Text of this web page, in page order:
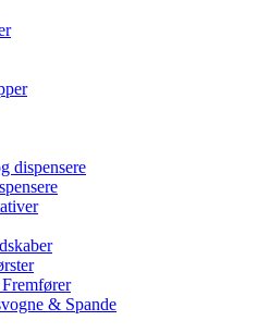
dispensere
& Spande